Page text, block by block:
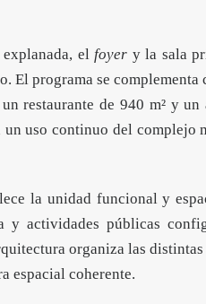
explanada, elfoyer y la sala
programa se complementa
restaurante de 940 m² y un
uso continuo del complejo
la unidad funcional y
y actividades públicas
organiza las distintas
espacial coherente.